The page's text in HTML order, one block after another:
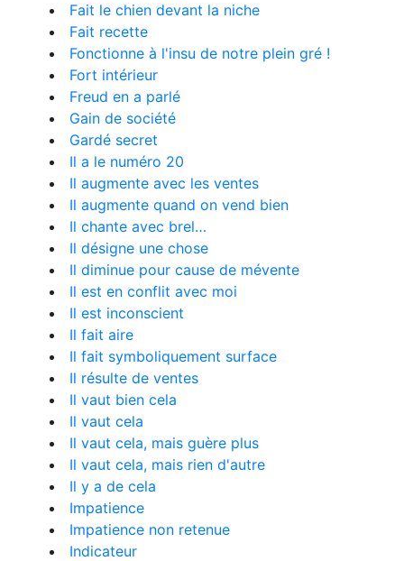
Fait le chien devant la niche
Fait recette
Fonctionne à l'insu de notre plein gré !
Fort intérieur
Freud en a parlé
Gain de société
Gardé secret
Il a le numéro 20
Il augmente avec les ventes
Il augmente quand on vend bien
Il chante avec brel…
Il désigne une chose
Il diminue pour cause de mévente
Il est en conflit avec moi
Il est inconscient
Il fait aire
Il fait symboliquement surface
Il résulte de ventes
Il vaut bien cela
Il vaut cela
Il vaut cela, mais guère plus
Il vaut cela, mais rien d'autre
Il y a de cela
Impatience
Impatience non retenue
Indicateur